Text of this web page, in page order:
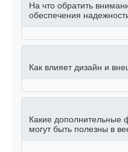
На что обратить
обеспечения
Как влияет дизайн и
Какие дополнительные
могут быть полезны в